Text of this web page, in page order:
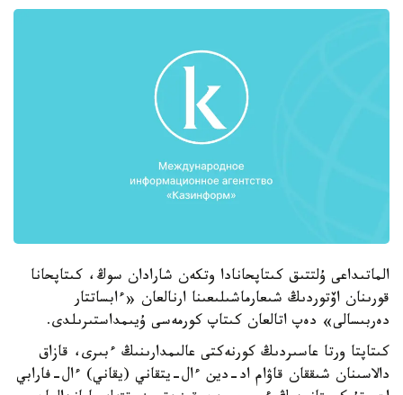
الماتىداعى ۇلتتىق كىتاپحانادا وتكەن شارادان سوڭ، كىتاپحانا
قورىنان اۆتوردىڭ شىعارماشىلىعىنا ارنالعان «ءابساتتار
دەربىسالى» دەپ اتالعان كىتاپ كورمەسى ۇيىمداستىرىلدى.
كىتاپتا ورتا عاسىردىڭ كورنەكتى عالىمدارىنىڭ ءبىرى، قازاق
دالاسىنان شىققان قاۋام اد-دين ءال-يتقاني (يقاني) ءال-فارابي